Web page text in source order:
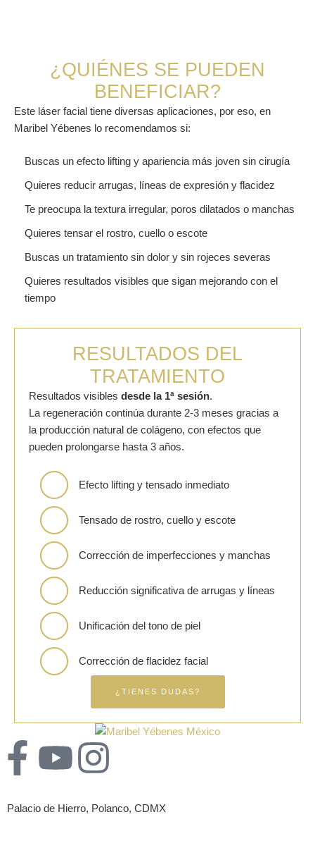
¿QUIÉNES SE PUEDEN
BENEFICIAR?
Este láser facial tiene diversas aplicaciones, por eso, en
Maribel Yébenes lo recomendamos si:
Buscas un efecto lifting y apariencia más joven sin cirugía
Quieres reducir arrugas, líneas de expresión y flacidez
Te preocupa la textura irregular, poros dilatados o manchas
Quieres tensar el rostro, cuello o escote
Buscas un tratamiento sin dolor y sin rojeces severas
Quieres resultados visibles que sigan mejorando con el
tiempo
RESULTADOS DEL
TRATAMIENTO
Resultados visibles desde la 1ª sesión.
La regeneración continúa durante 2-3 meses gracias a
la producción natural de colágeno, con efectos que
pueden prolongarse hasta 3 años.
Efecto lifting y tensado inmediato
Tensado de rostro, cuello y escote
Corrección de imperfecciones y manchas
Reducción significativa de arrugas y líneas
Unificación del tono de piel
Corrección de flacidez facial
¿TIENES DUDAS?
Palacio de Hierro, Polanco, CDMX